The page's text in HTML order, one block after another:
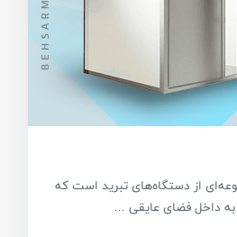
از دستگاه‌های تبرید است که
به داخل فضای عایقی ...